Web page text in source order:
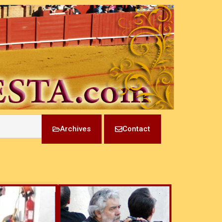
Archives Contact